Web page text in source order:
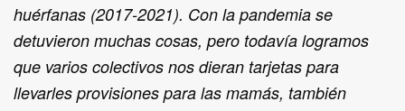
huérfanas (2017-2021). Con la pandemia se
detuvieron muchas cosas, pero todavía logramos
que varios colectivos nos dieran tarjetas para
llevarles provisiones para las mamás, también